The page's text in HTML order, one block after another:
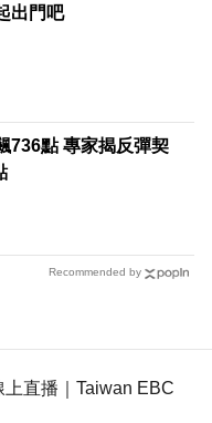
出門吧
736點 專家揭反彈契
Recommended by
直播｜Taiwan EBC